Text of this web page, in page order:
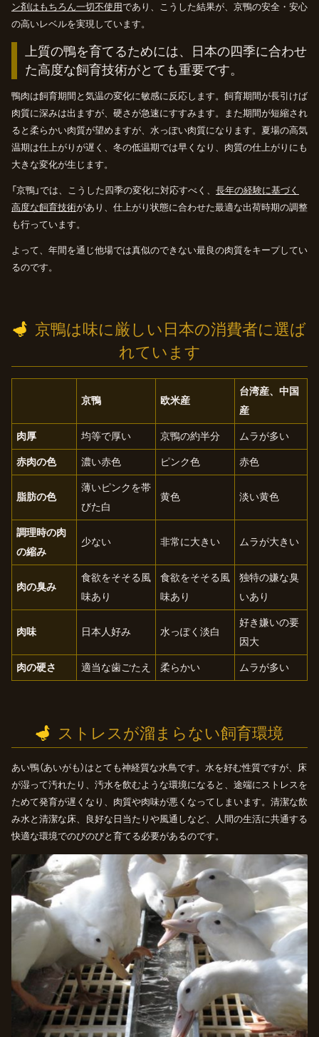
ン剤はもちろん一切不使用であり、こうした結果が、京鴨の安全・安心
の高いレベルを実現しています。
上質の鴨を育てるためには、
日本の四季に合わせ
た高度な飼育技術がとても重要です。
鴨肉は飼育期間と気温の変化に敏感に反応します。飼育期間が長引けば
肉質に深みは出ますが、硬さが急速にすすみます。また期間が短縮され
ると柔らかい肉質が望めますが、水っぽい肉質になります。夏場の高気
温期は仕上がりが遅く、冬の低温期では早くなり、肉質の仕上がりにも
大きな変化が生じます。
「京鴨」では、こうした四季の変化に対応すべく、 長年の経験に基づく
高度な飼育技術があり、仕上がり状態に合わせた最適な出荷時期の調整
も行っています。
よって、年間を通じ他場では真似のできない最良の肉質をキープしてい
るのです。
京鴨は味に厳しい日本の消費者に選ば
れています
京鴨 欧米産
台湾産、中国
産
肉厚 均等で厚い 京鴨の約半分 ムラが多い
赤肉の色 濃い赤色 ピンク色 赤色
脂肪の色
薄いピンクを帯
びた白
黄色 淡い黄色
調理時の肉
の縮み
少ない 非常に大きい ムラが大きい
肉の臭み
食欲をそそる風
味あり
食欲をそそる風
味あり
独特の嫌な臭
いあり
肉味 日本人好み 水っぽく淡白
好き嫌いの要
因大
肉の硬さ 適当な歯ごたえ 柔らかい ムラが多い
ストレスが溜まらない飼育環境
あい鴨（あいがも）はとても神経質な水鳥です。水を好む性質ですが、床
が湿って汚れたり、汚水を飲むような環境になると、途端にストレスを
ためて発育が遅くなり、肉質や肉味が悪くなってしまいます。清潔な飲
み水と清潔な床、良好な日当たりや風通しなど、人間の生活に共通する
快適な環境でのびのびと育てる必要があるのです。